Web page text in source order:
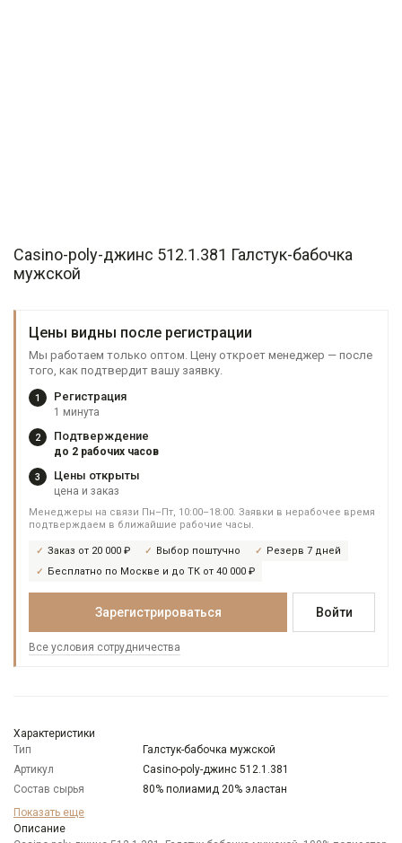
Casino-poly-джинс 512.1.381 Галстук-бабочка
мужской
Цены видны после регистрации
Мы работаем только оптом. Цену откроет менеджер — после
того, как подтвердит вашу заявку.
1 Регистрация
1 минута
2 Подтверждение
до 2 рабочих часов
3 Цены открыты
цена и заказ
Менеджеры на связи Пн–Пт, 10:00–18:00. Заявки в нерабочее время
подтверждаем в ближайшие рабочие часы.
Заказ от 20 000 ₽ Выбор поштучно
Резерв 7 дней
Бесплатно по Москве и до ТК от 40 000 ₽
Зарегистрироваться Войти
Все условия сотрудничества
Характеристики
Тип
Галстук-бабочка мужской
Артикул
Casino-poly-джинс 512.1.381
Состав сырья
80% полиамид 20% эластан
Бренд
Модель
Показать еще
Описание